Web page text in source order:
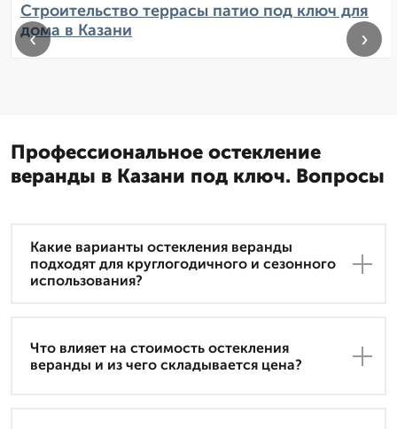
Строительство террасы патио под ключ для
дома в Казани
‹ ›
Профессиональное остекление
веранды в Казани под ключ. Вопросы
Какие варианты остекления веранды
подходят для круглогодичного и сезонного
использования?
Что влияет на стоимость остекления
веранды и из чего складывается цена?